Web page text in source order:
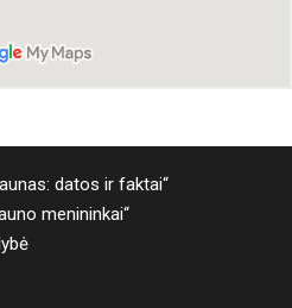
datos ir faktai“
menininkai“